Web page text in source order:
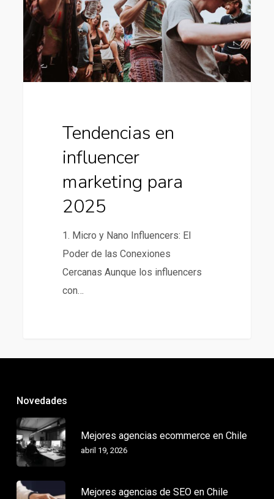
para
2025
Tendencias en
influencer
marketing para
2025
1. Micro y Nano Influencers: El
Poder de las Conexiones
Cercanas Aunque los influencers
con…
Novedades
Mejores agencias ecommerce en Chile
abril 19, 2026
Mejores agencias de SEO en Chile